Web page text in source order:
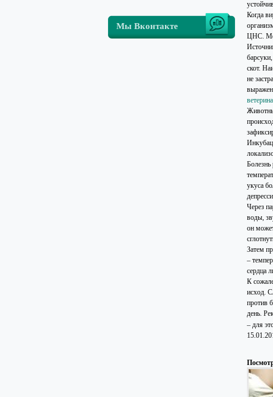
Мы Вконтакте
Когда
ЦНС.
скот.
не
Болезнь
укуса
Через
воды,
он
Затем
–
сердца
К
исход.
против
день.
– для